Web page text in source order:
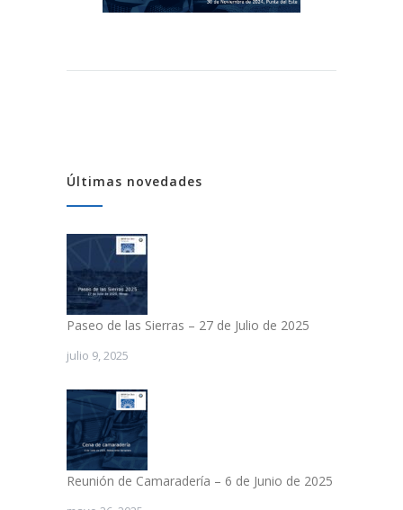
Últimas novedades
Paseo de las Sierras – 27 de Julio de 2025
julio 9, 2025
Reunión de Camaradería – 6 de Junio de 2025